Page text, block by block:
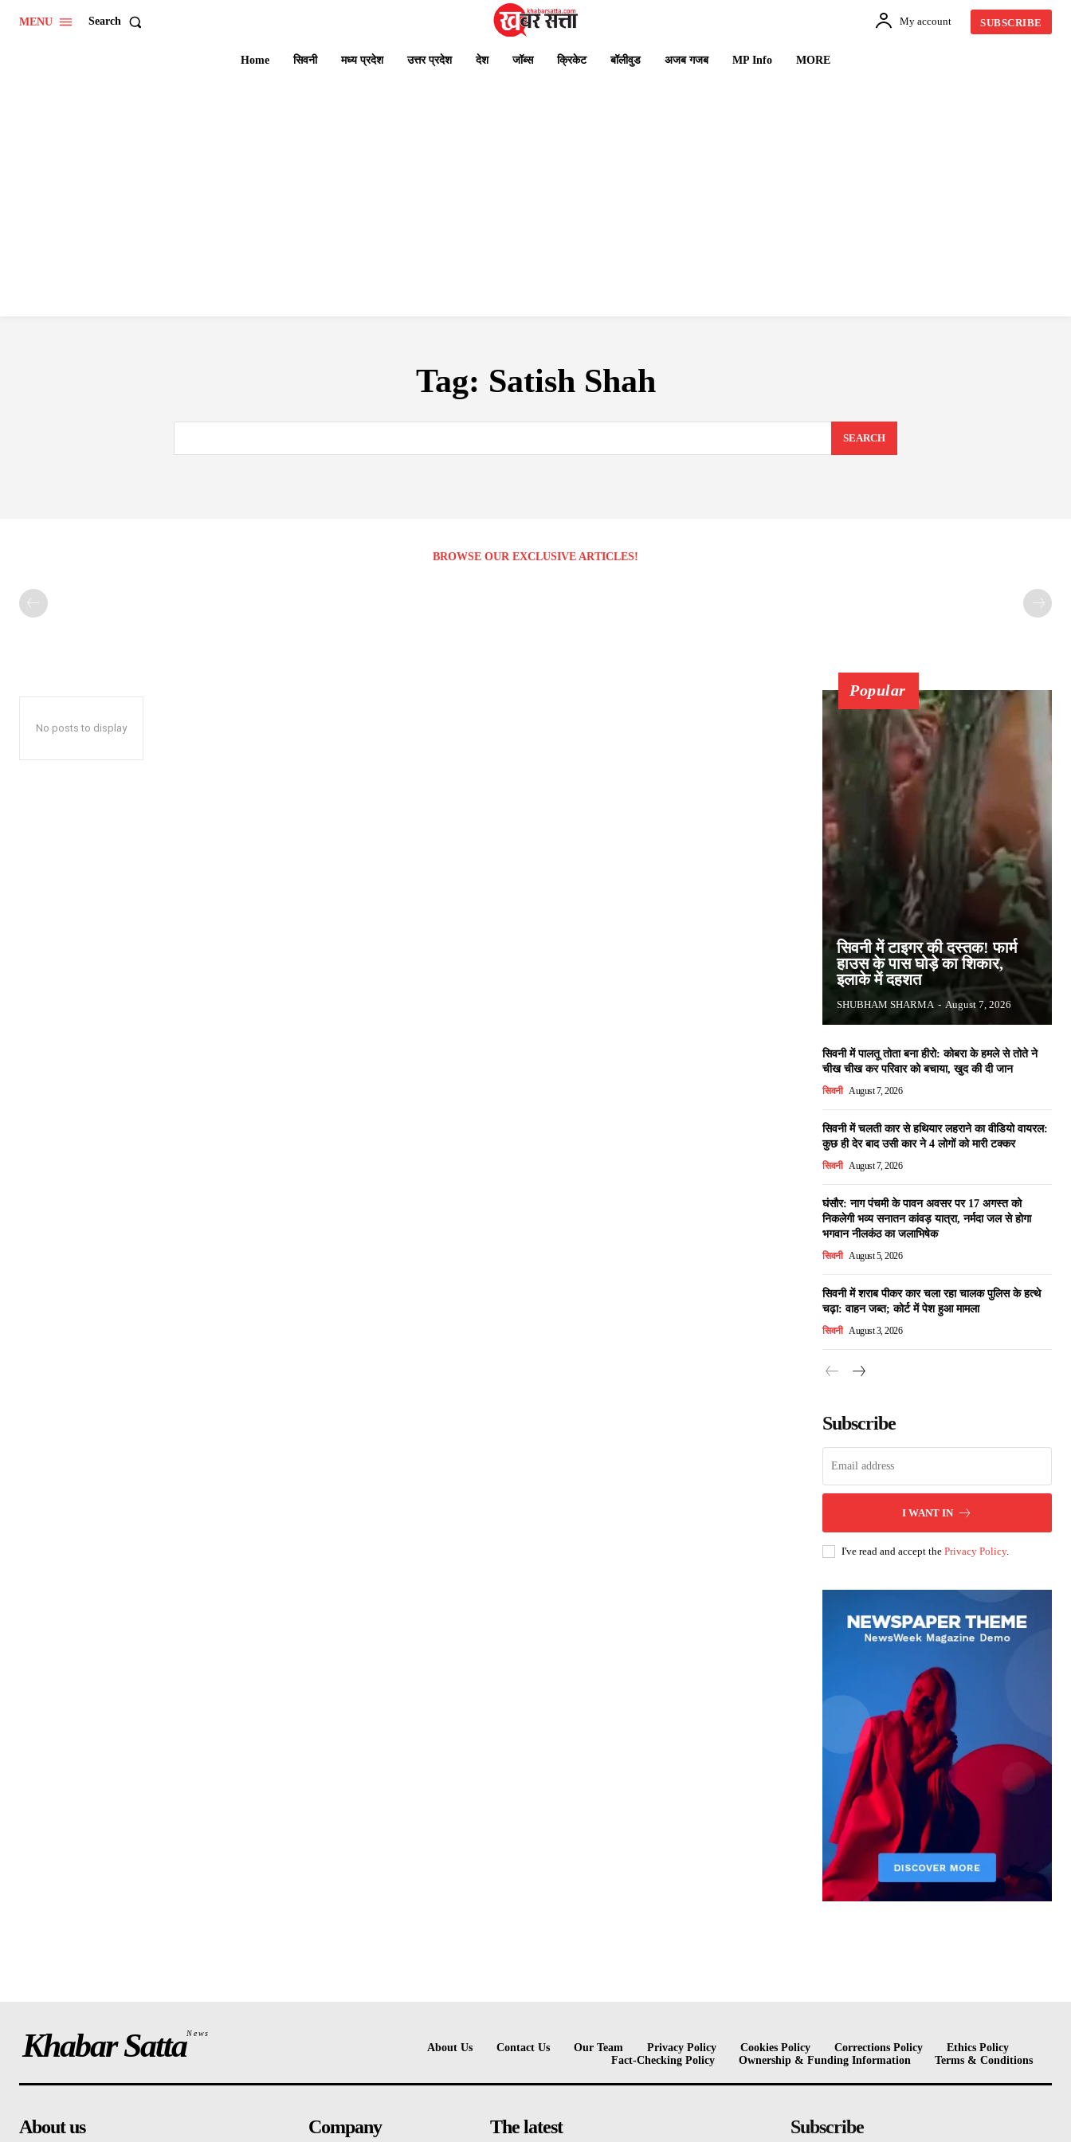
MENU Search My account SUBSCRIBE
Home सिवनी मध्य प्रदेश उत्तर प्रदेश देश जॉब्स क्रिकेट बॉलीवुड अजब गजब MP Info MORE
Tag: Satish Shah
SEARCH
BROWSE OUR EXCLUSIVE ARTICLES!
No posts to display
Popular
सिवनी में टाइगर की दस्तक! फार्म
हाउस के पास घोड़े का शिकार,
इलाके में दहशत
SHUBHAM SHARMA - August 7, 2026
सिवनी में पालतू तोता बना हीरो: कोबरा के हमले से तोते ने
चीख चीख कर परिवार को बचाया, खुद की दी जान
सिवनी August 7, 2026
सिवनी में चलती कार से हथियार लहराने का वीडियो वायरल:
कुछ ही देर बाद उसी कार ने 4 लोगों को मारी टक्कर
सिवनी August 7, 2026
घंसौर: नाग पंचमी के पावन अवसर पर 17 अगस्त को
निकलेगी भव्य सनातन कांवड़ यात्रा, नर्मदा जल से होगा
भगवान नीलकंठ का जलाभिषेक
सिवनी August 5, 2026
सिवनी में शराब पीकर कार चला रहा चालक पुलिस के हत्थे
चढ़ा: वाहन जब्त; कोर्ट में पेश हुआ मामला
सिवनी August 3, 2026
Subscribe
I WANT IN
I've read and accept the Privacy Policy.
Khabar SattaNews
About Us Contact Us Our Team Privacy Policy Cookies Policy Corrections Policy
Ethics Policy
Fact-Checking Policy
Ownership & Funding Information Terms & Conditions
About us Company The latest Subscribe